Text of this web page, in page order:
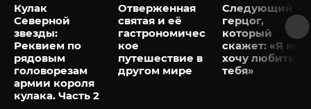
Кулак
Северной
звезды:
Реквием по
рядовым
головорезам
армии короля
кулака. Часть 2
Отверженная
святая и её
гастрономичес
кое
путешествие в
другом мире
Следующий
герцог,
который
скажет: «Я не
хочу любить
тебя»